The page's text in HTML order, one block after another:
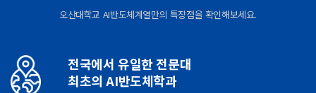
오산대학교 AI반도체계열만의 특장점을 확인해보세요.
전국에서 유일한 전문대
최초의 AI반도체학과